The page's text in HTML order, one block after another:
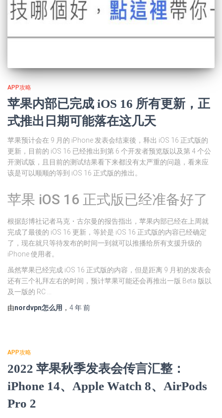
APP攻略
苹果内部已完成 iOS 16 所有更新，正
式推出日期可能落在这几天
苹果预计会在 9 月的 iPhone 发表会结束後，释出 iOS 16 正式版的
更新，目前的 iOS 16 已经推出到第 6 个开发者预览版以及第 4 个公
开测试版，且目前的测试结果看下来都没有太严重的问题，看来应
该是可以顺顺的等到 iOS 16 正式版的推出。
苹果 iOS 16 正式版已经准备好了
根据彭博社记者马克・古尔曼的报告指出，苹果内部已经在上周就
完成了最後的 iOS 16 更新，等於是 iOS 16 正式版的内容已经确定
了，现在就只等待发布的时间一到就可以推播给所有支援升级的
iPhone 使用者。
虽然苹果已经完成 iOS 16 正式版的内容，但是距离 9 月初的发表会
还有三个礼拜左右的时间，预计苹果可能还会再推出一版 Beta 版以
及一版的 RC …
由nordvpn怎么用 ， 4 年前
APP攻略
2022 苹果秋季发表会传言汇整：
iPhone 14、Apple Watch 8、AirPods
Pro 2